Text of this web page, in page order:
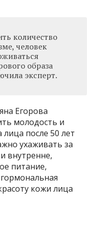
количество
человек
образа
эксперт.
Егорова
молодость и
после 50 лет
ухаживать за
внутренне,
питание,
кожи лица